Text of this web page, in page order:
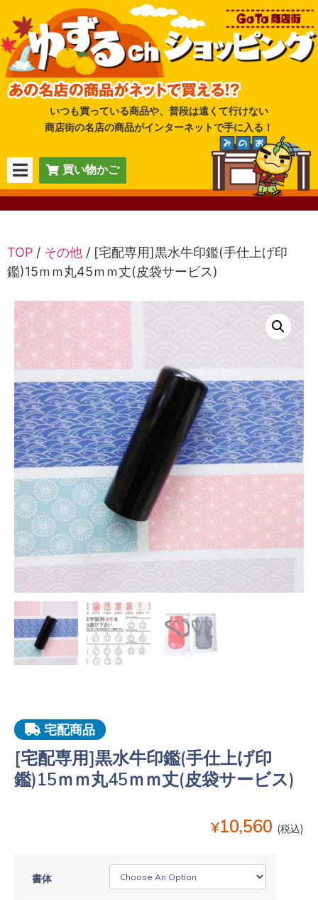
いつも買っている商品や、普段は遠くて行けない
商店街の名店の商品がインターネットで手に入る！
買い物かご
TOP / その他 / [宅配専用]黒水牛印鑑(手仕上げ印
鑑)15ｍｍ丸45ｍｍ丈(皮袋サービス)
宅配商品
[宅配専用]黒水牛印鑑(手仕上げ印
鑑)15ｍｍ丸45ｍｍ丈(皮袋サービス)
¥10,560 (税込)
書体